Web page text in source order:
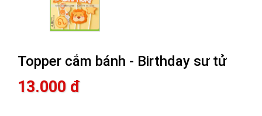
Topper cắm bánh - Birthday sư tử
13.000 đ